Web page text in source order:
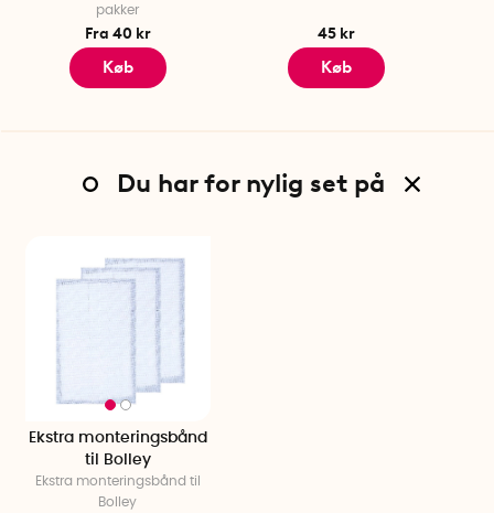
pakker
Fra 40 kr
Køb
45 kr
Køb
Du har for nylig set på
Ekstra monteringsbånd
til Bolley
Ekstra monteringsbånd til
Bolley